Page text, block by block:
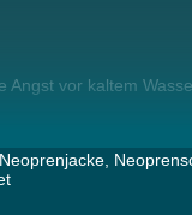
Angst vor kaltem